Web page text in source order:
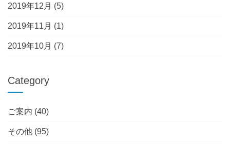
2019年12月 (5)
2019年11月 (1)
2019年10月 (7)
Category
ご案内 (40)
その他 (95)